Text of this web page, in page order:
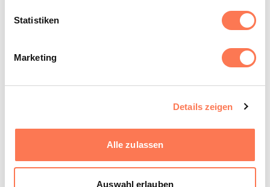
Statistiken
Marketing
Details zeigen
Alle zulassen
Auswahl erlauben